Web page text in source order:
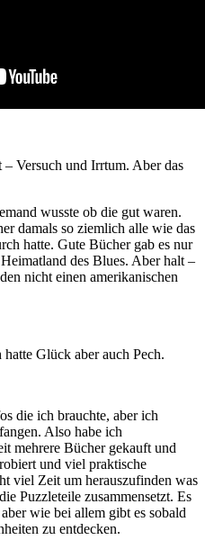
Versuch und Irrtum. Aber das
wusste ob die gut waren.
damals so ziemlich alle wie das
hatte. Gute Bücher gab es nur
des Blues. Aber halt –
nicht einen amerikanischen
Glück aber auch Pech.
die ich brauchte, aber ich
Also habe ich
mehrere Bücher gekauft und
und viel praktische
viel Zeit um herauszufinden was
Puzzleteile zusammensetzt. Es
wie bei allem gibt es sobald
zu entdecken.